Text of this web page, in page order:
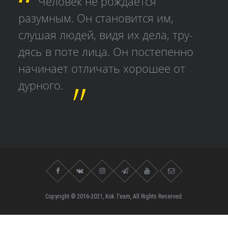
разумным. Он становится им,
слушая людей, видя их дела, тру­
дясь в поте лица. Он постепенно
начинает отличать хорошее от
дурного.
Copyright © 2016-2021, Kok.Team, All Rights Reserved.